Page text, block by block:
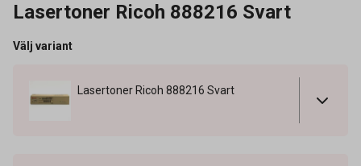
Lasertoner Ricoh 888216 Svart
Välj variant
Lasertoner Ricoh 888216 Svart